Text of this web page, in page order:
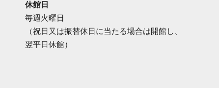
休館日
毎週火曜日
（祝日又は振替休日に当たる場合は開館し、
翌平日休館）